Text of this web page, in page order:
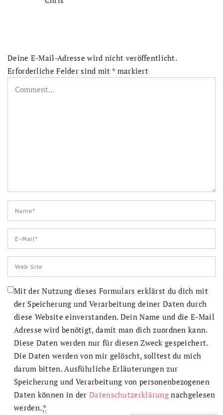
Deine E-Mail-Adresse wird nicht veröffentlicht.
Erforderliche Felder sind mit * markiert
Mit der Nutzung dieses Formulars erklärst du dich mit
der Speicherung und Verarbeitung deiner Daten durch
diese Website einverstanden. Dein Name und die E-Mail
Adresse wird benötigt, damit man dich zuordnen kann.
Diese Daten werden nur für diesen Zweck gespeichert.
Die Daten werden von mir gelöscht, solltest du mich
darum bitten. Ausführliche Erläuterungen zur
Speicherung und Verarbeitung von personenbezogenen
Daten können in derDatenschutzerklärung nachgelesen
werden. *